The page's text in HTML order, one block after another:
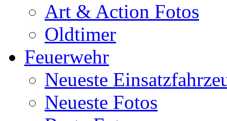
Art & Action Fotos
Oldtimer
Feuerwehr
Neueste
Neueste Fotos